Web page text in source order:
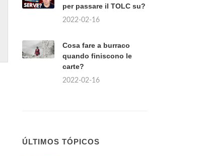
per passare il TOLC su?
2022-02-16
Cosa fare a burraco
quando finiscono le
carte?
2022-02-16
ÚLTIMOS TÓPICOS